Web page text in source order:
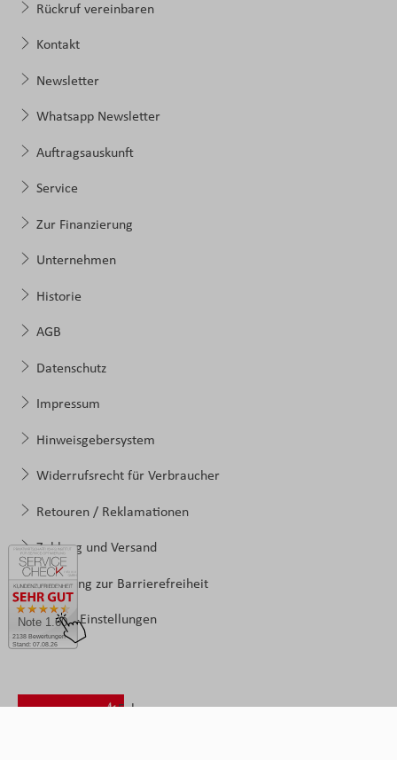
2138 Bewertungen
Stand: 07.08.26
Note 1.60
Rückruf vereinbaren
Kontakt
Newsletter
Whatsapp Newsletter
Auftragsauskunft
Service
Zur Finanzierung
Unternehmen
Historie
AGB
Datenschutz
Impressum
Hinweisgebersystem
Widerrufsrecht für Verbraucher
Retouren / Reklamationen
Zahlung und Versand
Erklärung zur Barrierefreiheit
Cookie-Einstellungen
Folgen